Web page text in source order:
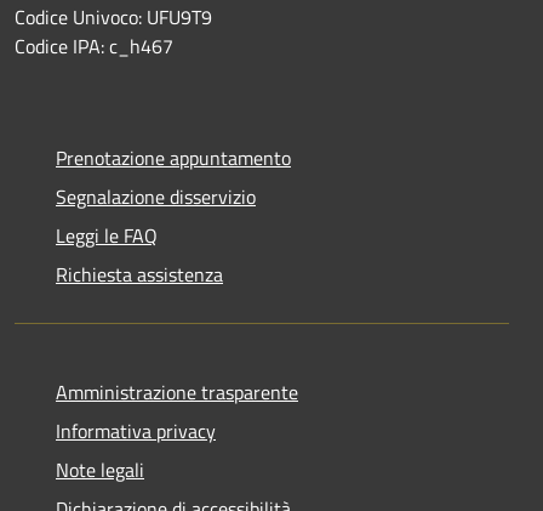
Codice Univoco: UFU9T9
Codice IPA: c_h467
Prenotazione appuntamento
Segnalazione disservizio
Leggi le FAQ
Richiesta assistenza
Amministrazione trasparente
Informativa privacy
Note legali